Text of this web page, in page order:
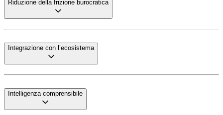
Riduzione della frizione burocratica
Integrazione con l’ecosistema
Intelligenza comprensibile